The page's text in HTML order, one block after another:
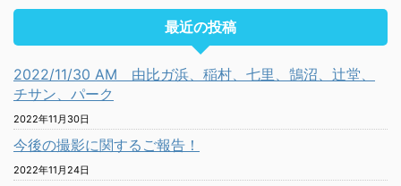
最近の投稿
2022/11/30 AM 由比ガ浜、稲村、七里、鵠沼、辻堂、
チサン、パーク
2022年11月30日
今後の撮影に関するご報告！
2022年11月24日